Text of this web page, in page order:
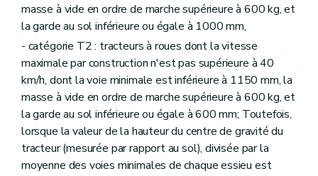
masse à vide en ordre de marche supérieure à 600 kg, et
la garde au sol inférieure ou égale à 1000 mm,
- catégorie T2 : tracteurs à roues dont la vitesse
maximale par construction n'est pas supérieure à 40
km/h, dont la voie minimale est inférieure à 1150 mm, la
masse à vide en ordre de marche supérieure à 600 kg, et
la garde au sol inférieure ou égale à 600 mm; Toutefois,
lorsque la valeur de la hauteur du centre de gravité du
tracteur (mesurée par rapport au sol), divisée par la
moyenne des voies minimales de chaque essieu est